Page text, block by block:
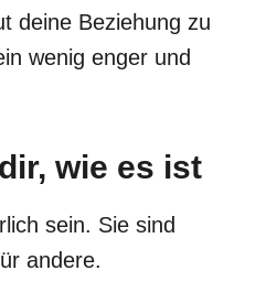
deine Beziehung zu
wenig enger und
wie es ist
sein. Sie sind
andere.